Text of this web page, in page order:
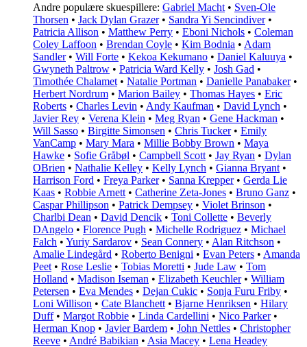
Andre populære skuespillere: Gabriel Macht • Sven-Ole
Thorsen • Jack Dylan Grazer• Sandra Yi Sencindiver•
Patricia Allison • Matthew Perry • Eboni Nichols • Coleman
Coley Laffoon • Brendan Coyle • Kim Bodnia • Adam
Sandler• Will Forte • Kekoa Kekumano • Daniel Kaluuya •
Gwyneth Paltrow • Patricia Ward Kelly • Josh Gad •
Timothée Chalamet • Natalie Portman • Danielle Panabaker•
Herbert Nordrum • Marion Bailey • Thomas Hayes • Eric
Roberts • Charles Levin • Andy Kaufman • David Lynch •
Javier Rey • Verena Klein • Meg Ryan • Gene Hackman •
Will Sasso • Birgitte Simonsen • Chris Tucker• Emily
VanCamp • Mary Mara • Millie Bobby Brown • Maya
Hawke • Sofie Gråbøl • Campbell Scott • Jay Ryan • Dylan
OBrien • Nathalie Kelley • Kelly Lynch • Gianna Bryant •
Harrison Ford • Freya Parker• Sanna Krepper• Gerda Lie
Kaas • Robbie Arnett • Catherine Zeta-Jones • Bruno Ganz •
Caspar Phillipson • Patrick Dempsey • Violet Brinson •
Charlbi Dean • David Dencik • Toni Collette • Beverly
DAngelo • Florence Pugh • Michelle Rodriguez • Michael
Falch • Yuriy Sardarov • Sean Connery • Alan Ritchson •
Amalie Lindegård • Roberto Benigni • Evan Peters • Amanda
Peet • Rose Leslie • Tobias Moretti • Jude Law • Tom
Holland • Madison Iseman • Elizabeth Keuchler• William
Petersen • Eva Mendes • Dejan Cukic • Sonja Furu Friby •
Loni Willison • Cate Blanchett • Bjarne Henriksen • Hilary
Duff• Margot Robbie • Linda Cardellini • Nico Parker•
Herman Knop • Javier Bardem • John Nettles • Christopher
Reeve • André Babikian • Asia Macey • Lena Headey